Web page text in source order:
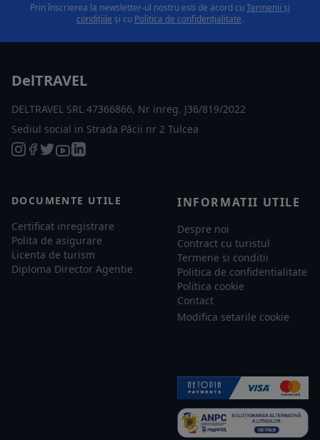
Prin înscrierea la newsletter-ul nostru esti de acord cuTermenii și
condițiile și cu Politica de confidențialitate.
DelTRAVEL
DELTRAVEL SRL 47366866, Nr inreg. J36/819/2022
Sediul social in Strada Păcii nr 2 Tulcea
DOCUMENTE UTILE
Certificat inregistrare
Polita de asigurare
Licenta de turism
Diploma Director Agentie
INFORMATII UTILE
Despre noi
Contract cu turistul
Termene si conditii
Politica de confidentialitate
Politica cookie
Contact
Modifica setarile cookie